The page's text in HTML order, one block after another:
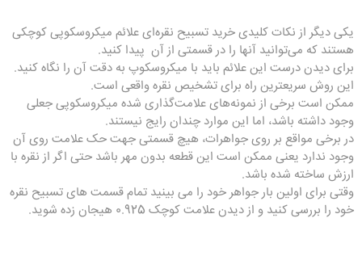
یکی دیگر از نکات کلیدی خرید تسبیح نقره‌ای علائم میکروسکوپی کوچکی
هستند که می‌توانید آنها را در قسمتی از آن پیدا کنید.
برای دیدن درست این علائم باید با میکروسکوپ به دقت آن را نگاه کنید.
این روش سریعترین راه برای تشخیص نقره واقعی است.
ممکن است برخی از نمونه‌های علامت‌گذاری شده میکروسکوپی جعلی
وجود داشته باشد، اما این موارد چندان رایج نیستند.
در برخی مواقع بر روی جواهرات، هیچ قسمتی جهت حک علامت روی آن
وجود ندارد یعنی ممکن است این قطعه بدون مهر باشد حتی اگر از نقره با
ارزش ساخته شده باشد.
وقتی برای اولین بار جواهر خود را می بینید تمام قسمت های تسبیح نقره
خود را بررسی کنید و از دیدن علامت کوچک 0.925 هیجان زده شوید.